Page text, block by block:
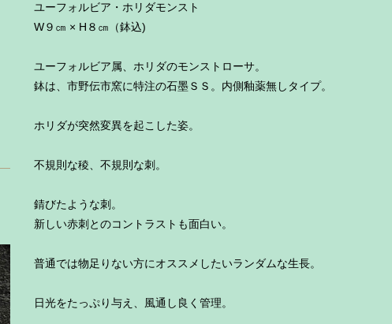
ユーフォルビア・ホリダモンスト
W９㎝ × H８㎝（鉢込)
ユーフォルビア属、ホリダのモンストローサ。
鉢は、市野伝市窯に特注の石墨ＳＳ。内側釉薬無しタイプ。
ホリダが突然変異を起こした姿。
不規則な稜、不規則な刺。
錆びたような刺。
新しい赤刺とのコントラストも面白い。
普通では物足りない方にオススメしたいランダムな生長。
日光をたっぷり与え、風通し良く管理。